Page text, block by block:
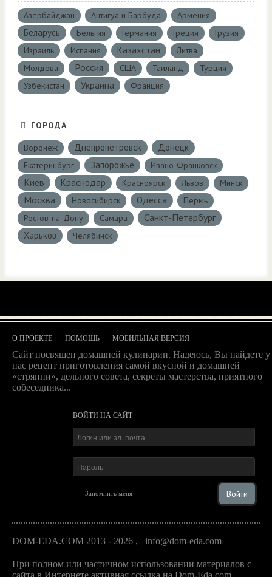
Азербайджан Антигуа и Барбуда Армения
Беларусь Бельгия Германия Греция
Грузия
Израиль
Испания Казахстан
Литва
Молдова
Россия США Таиланд
Турция
Узбекистан
Украина Франция
ГОРОДА
Воронеж Днепропетровск Донецк
Екатеринбург Запорожье Ивано-Франковск
Киев Краснодар Красноярск Львов Минск
Москва Новосибирск Одесса
Пермь
Ростов-на-Дону
Самара Санкт-Петербург
Харьков Челябинск
О ПРОЕКТЕ ПОМОЩЬ МОБИЛЬНАЯ ВЕРСИЯ
Сайт посвящен домашней кулинарии. Надеюсь, Вы найдете у
нас рецепт приготовления самой вкусной и домашней
«стряпни», дельного совета, секреты мастерства, приятного
собеседника...
ВОЙТИ НА САЙТ
Запомнить меня Войти
DOM-EDA.COM 2013 - 2026 , info@dom-eda.com
При полном или частичном использовании материалов с
сайта в Интернете активная ссылка на Dom-Eda.com